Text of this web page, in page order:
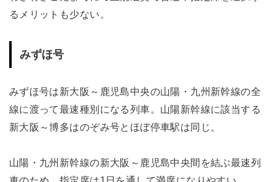
るメリットも少ない。
みずほ号
みずほ号は新大阪～鹿児島中央の山陽・九州新幹線の全
線に渡って最速種別になる列車。山陽新幹線に該当する
新大阪～博多はのぞみ号とほぼ停車駅は同じ。
山陽・九州新幹線の新大阪～鹿児島中央間を結ぶ最速列